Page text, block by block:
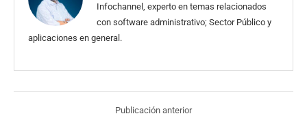
Infochannel, experto en temas relacionados
con software administrativo; Sector Público y
aplicaciones en general.
Publicación anterior